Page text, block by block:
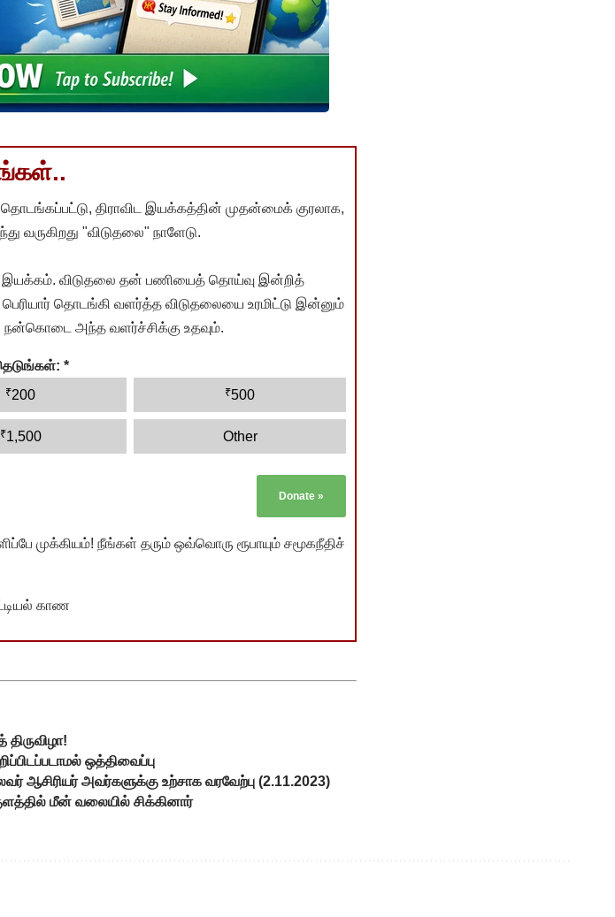
திராவிட இயக்கத்தின் முதன்மைக் குரலாக,
வருகிறது "விடுதலை" நாளேடு.
இயக்கம். விடுதலை தன் பணியைத் தொய்வு இன்றித்
தொடங்கி வளர்த்த விடுதலையை உரமிட்டு இன்னும்
நன்கொடை அந்த வளர்ச்சிக்கு உதவும்.
*
₹200 ₹500
₹1,500 Other
Donate »
முக்கியம்! நீங்கள் தரும் ஒவ்வொரு ரூபாயும் சமூகநீதிச்
காண
ஒத்திவைப்பு
ஆசிரியர் அவர்களுக்கு உற்சாக வரவேற்பு (2.11.2023)
மீன் வலையில் சிக்கினார்